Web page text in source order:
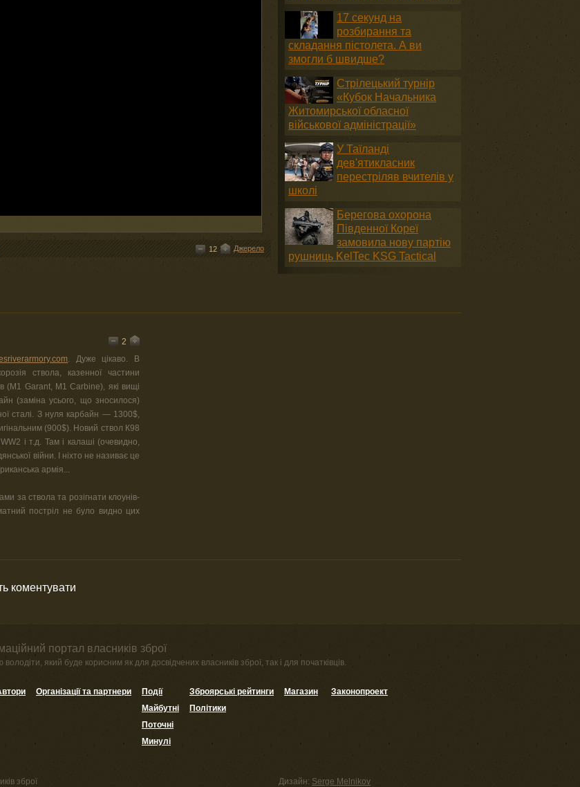
Джерело
12
17 секунд на
розбирання та
складання пістолета. А ви
змогли б швидше?
Стрілецький турнір
«Кубок Начальника
Житомирської обласної
військової адміністрації»
У Таїланді
дев'ятикласник
перестріляв вчителів у
школі
Берегова охорона
Південної Кореї
замовила нову партію
рушниць KelTec KSG Tactical
2
. Дуже цікаво. В
ствола, казенної частини
(М1 Garant, M1 Carbine), які вищі
(заміна усього, що зносилося)
сталі. З нуля карбайн — 1300$,
(900$). Новий ствол К98
і т.д. Там і калаші (очевидно,
війни. І ніхто не називає це
армія...
за ствола та розігнати клоунів-
постріл не було видно цих
коментувати
портал власників зброї
який буде корисним як для досвідчених власників зброї, так і для початківців.
Організації та партнери
Події
Майбутні
Поточні
Минулі
Зброярські рейтинги
Політики
Магазин Законопроект
зброї
Дизайн: Serge Melnikov